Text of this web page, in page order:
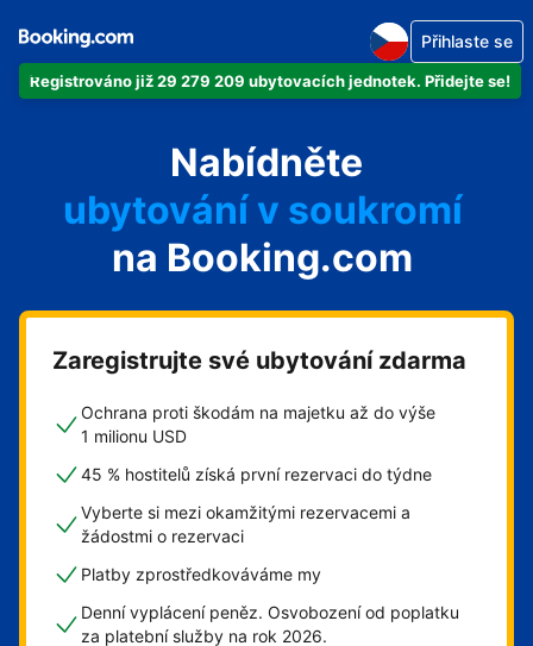
Registrováno již 29 279 209 ubytovacích jednotek. Přidejte se!
Přihlaste se
Nabídněte
svůj byt
svůj hotel
ubytování v soukromí
svůj penzion
svou chatu
na Booking.com
Zaregistrujte své ubytování zdarma
Ochrana proti škodám na majetku až do výše
1 milionu USD
45 % hostitelů získá první rezervaci do týdne
Vyberte si mezi okamžitými rezervacemi a
žádostmi o rezervaci
Platby zprostředkováváme my
Denní vyplácení peněz. Osvobození od poplatku
za platební služby na rok 2026.